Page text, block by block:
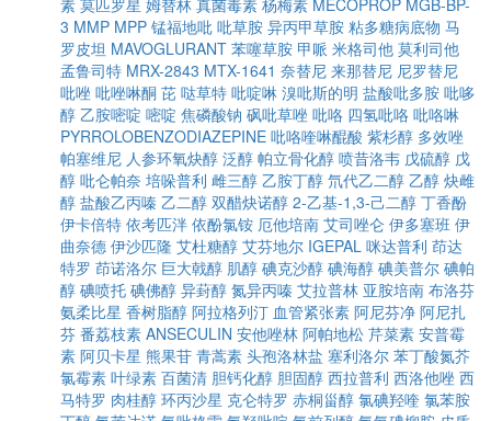
素 莫匹罗星 姆替林 真菌毒素 杨梅素 MECOPROP MGB-BP-
3 MMP MPP 锰福地吡 吡草胺 异丙甲草胺 粘多糖病底物 马
罗皮坦 MAVOGLURANT 苯噻草胺 甲哌 米格司他 莫利司他
孟鲁司特 MRX-2843 MTX-1641 奈替尼 来那替尼 尼罗替尼
吡唑 吡唑啉酮 芘 哒草特 吡啶啉 溴吡斯的明 盐酸吡多胺 吡哆
醇 乙胺嘧啶 嘧啶 焦磷酸钠 砜吡草唑 吡咯 四氢吡咯 吡咯啉
PYRROLOBENZODIAZEPINE 吡咯喹啉醌酸 紫杉醇 多效唑
帕塞维尼 人参环氧炔醇 泛醇 帕立骨化醇 喷昔洛韦 戊硫醇 戊
醇 吡仑帕奈 培哚普利 雌三醇 乙胺丁醇 氘代乙二醇 乙醇 炔雌
醇 盐酸乙丙嗪 乙二醇 双醋炔诺醇 2-乙基-1,3-己二醇 丁香酚
伊卡倍特 依考匹泮 依酚氯铵 厄他培南 艾司唑仑 伊多塞班 伊
曲奈德 伊沙匹隆 艾杜糖醇 艾芬地尔 IGEPAL 咪达普利 茚达
特罗 茚诺洛尔 巨大戟醇 肌醇 碘克沙醇 碘海醇 碘美普尔 碘帕
醇 碘喷托 碘佛醇 异葑醇 氮异丙嗪 艾拉普林 亚胺培南 布洛芬
氨柔比星 香树脂醇 阿拉格列汀 血管紧张素 阿尼芬净 阿尼扎
芬 番荔枝素 ANSECULIN 安他唑林 阿帕地松 芹菜素 安普霉
素 阿贝卡星 熊果苷 青蒿素 头孢洛林盐 塞利洛尔 苯丁酸氮芥
氯霉素 叶绿素 百菌清 胆钙化醇 胆固醇 西拉普利 西洛他唑 西
马特罗 肉桂醇 环丙沙星 克仑特罗 赤桐甾醇 氯碘羟喹 氯苯胺